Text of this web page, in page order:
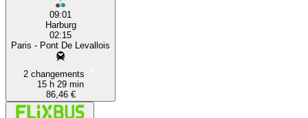
09:01
Harburg
02:15
Paris - Pont De Levallois
2 changements
15 h 29 min
86,46 €